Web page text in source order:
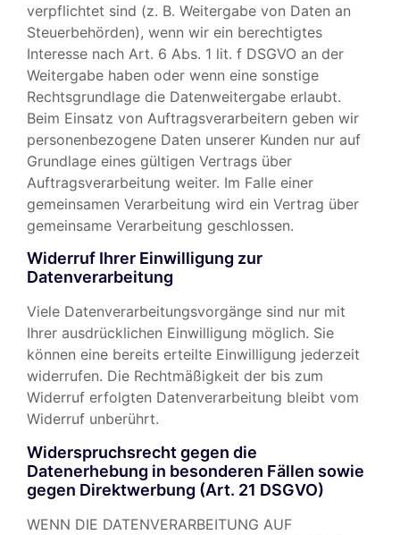
verpflichtet sind (z. B. Weitergabe von Daten an
Steuerbehörden), wenn wir ein berechtigtes
Interesse nach Art. 6 Abs. 1 lit. f DSGVO an der
Weitergabe haben oder wenn eine sonstige
Rechtsgrundlage die Datenweitergabe erlaubt.
Beim Einsatz von Auftragsverarbeitern geben wir
personenbezogene Daten unserer Kunden nur auf
Grundlage eines gültigen Vertrags über
Auftragsverarbeitung weiter. Im Falle einer
gemeinsamen Verarbeitung wird ein Vertrag über
gemeinsame Verarbeitung geschlossen.
Widerruf Ihrer Einwilligung zur
Datenverarbeitung
Viele Datenverarbeitungsvorgänge sind nur mit
Ihrer ausdrücklichen Einwilligung möglich. Sie
können eine bereits erteilte Einwilligung jederzeit
widerrufen. Die Rechtmäßigkeit der bis zum
Widerruf erfolgten Datenverarbeitung bleibt vom
Widerruf unberührt.
Widerspruchsrecht gegen die
Datenerhebung in besonderen Fällen sowie
gegen Direktwerbung (Art. 21 DSGVO)
WENN DIE DATENVERARBEITUNG AUF